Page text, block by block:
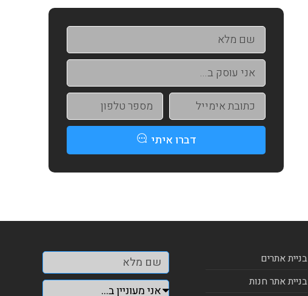
דברו איתי
בניית אתרים
בניית אתר חנות